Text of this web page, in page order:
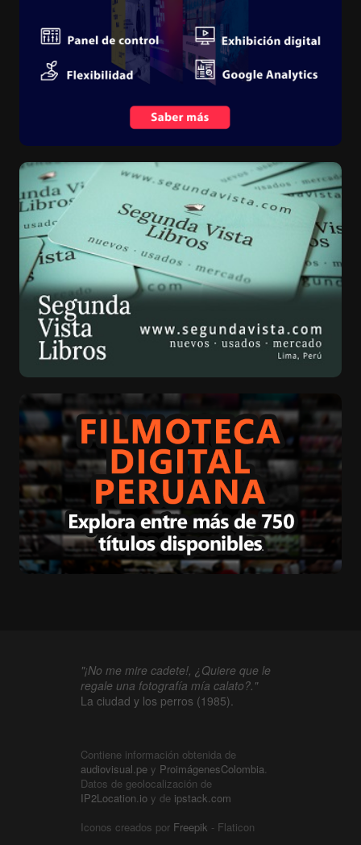
"¡No me mire cadete!, ¿Quiere que le
regale una fotografía mía calato?."
La ciudad y los perros (1985).
Contiene información obtenida de
audiovisual.pe y ProimágenesColombia.
Datos de geolocalización de
IP2Location.io y de ipstack.com
Iconos creados por Freepik - Flaticon